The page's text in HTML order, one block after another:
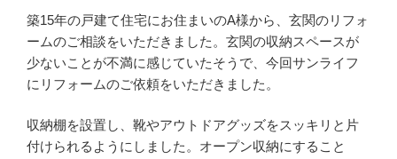
築15年の戸建て住宅にお住まいのA様から、玄関のリフォ
ームのご相談をいただきました。玄関の収納スペースが
少ないことが不満に感じていたそうで、今回サンライフ
にリフォームのご依頼をいただきました。
収納棚を設置し、靴やアウトドアグッズをスッキリと片
付けられるようにしました。オープン収納にすること